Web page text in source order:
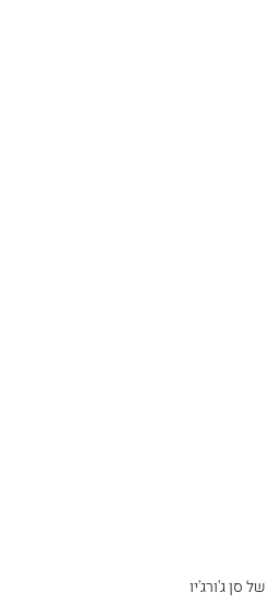
סן ג'ורג'יו